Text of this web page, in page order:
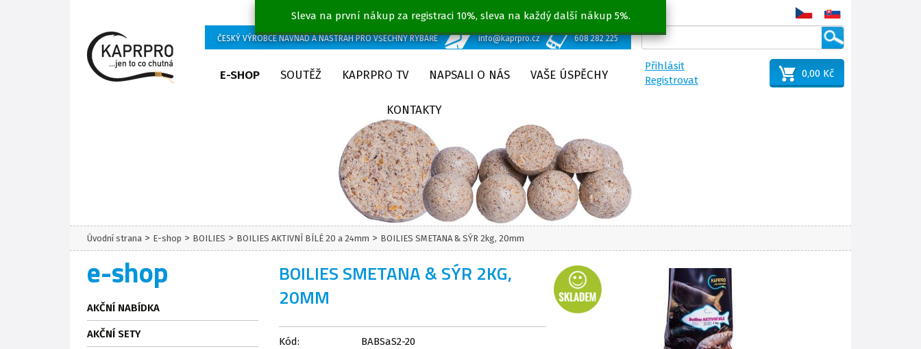
Sleva na první nákup za registraci 10%, sleva na každý další nákup 5%.
ČESKÝ VÝROBCE NÁVNAD A NÁSTRAH PRO VŠECHNY RYBÁŘE info@kaprpro.cz 608 282 225
E-SHOP SOUTĚŽ KAPRPRO TV NAPSALI O NÁS VAŠE ÚSPĚCHY
KONTAKTY
Přihlásit
Registrovat
0,00 Kč
Úvodní strana > E-shop > BOILIES > BOILIES AKTIVNÍ BÍLÉ 20 a 24mm > BOILIES SMETANA & SÝR 2kg, 20mm
e-shop
AKČNÍ NABÍDKA
AKČNÍ SETY
BOILIES SMETANA & SÝR 2KG,
20MM
Kód: BABSaS2-20